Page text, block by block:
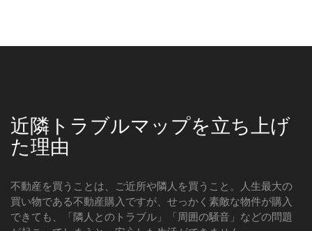
近隣トラブルマップを立ち上げ
た理由
不動産を買うことは、ご近所や隣人を買うこと。人生最大の
買い物である不動産購入ですが、せっかく素敵な物件が購入
できても、「隣人とのトラブル」「周囲の騒音」などの問題